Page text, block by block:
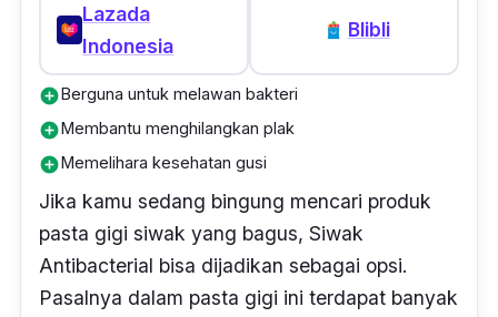
Lazada
Indonesia
Blibli
add_circleBerguna untuk melawan bakteri
add_circleMembantu menghilangkan plak
add_circleMemelihara kesehatan gusi
Jika kamu sedang bingung mencari produk
pasta gigi siwak yang bagus, Siwak
Antibacterial bisa dijadikan sebagai opsi.
Pasalnya dalam pasta gigi ini terdapat banyak